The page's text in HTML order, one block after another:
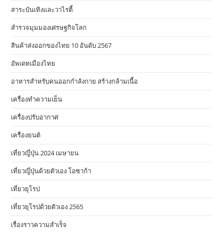
สาระบันเทิงและวาไรตี้
สำรวจมุมมองเศรษฐกิจโลก
สินค้าส่งออกของไทย 10 อันดับ 2567
อัพเดทเมืองไทย
อาหารสําหรับคนออกกําลังกาย สร้างกล้ามเนื้อ
เครื่องทำความเย็น
เครื่องปรับอากาศ
เครื่องยนต์
เที่ยวญี่ปุ่น 2024 เมษายน
เที่ยวญี่ปุ่นด้วยตัวเอง โอซาก้า
เที่ยวยุโรป
เที่ยวยุโรปด้วยตัวเอง 2565
เรื่องราวความสำเร็จ